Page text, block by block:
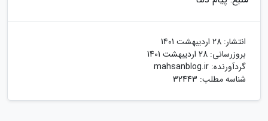
انتشار: 28 اردیبهشت 1401
بروزرسانی: 28 اردیبهشت 1401
گردآورنده: mahsanblog.ir
شناسه مطلب: 32443